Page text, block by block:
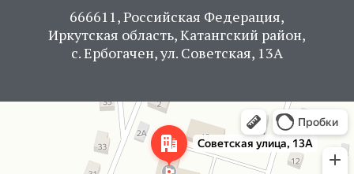
666611, Российская Федерация,
Иркутская область, Катангский район,
с. Ербогачен, ул. Советская, 13А
Советская улица, 13А — Яндекс Карты